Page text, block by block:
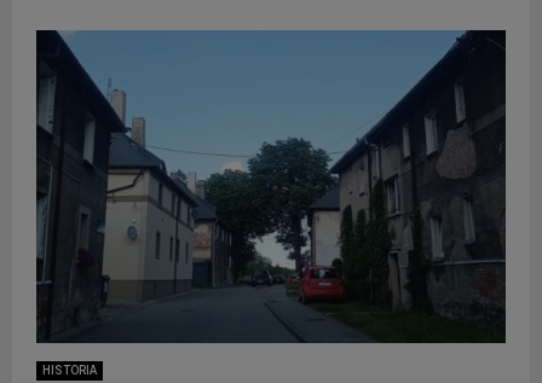
HISTORIA